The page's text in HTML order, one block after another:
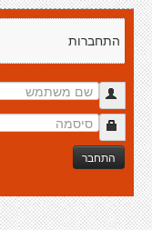
התחברות
התחבר